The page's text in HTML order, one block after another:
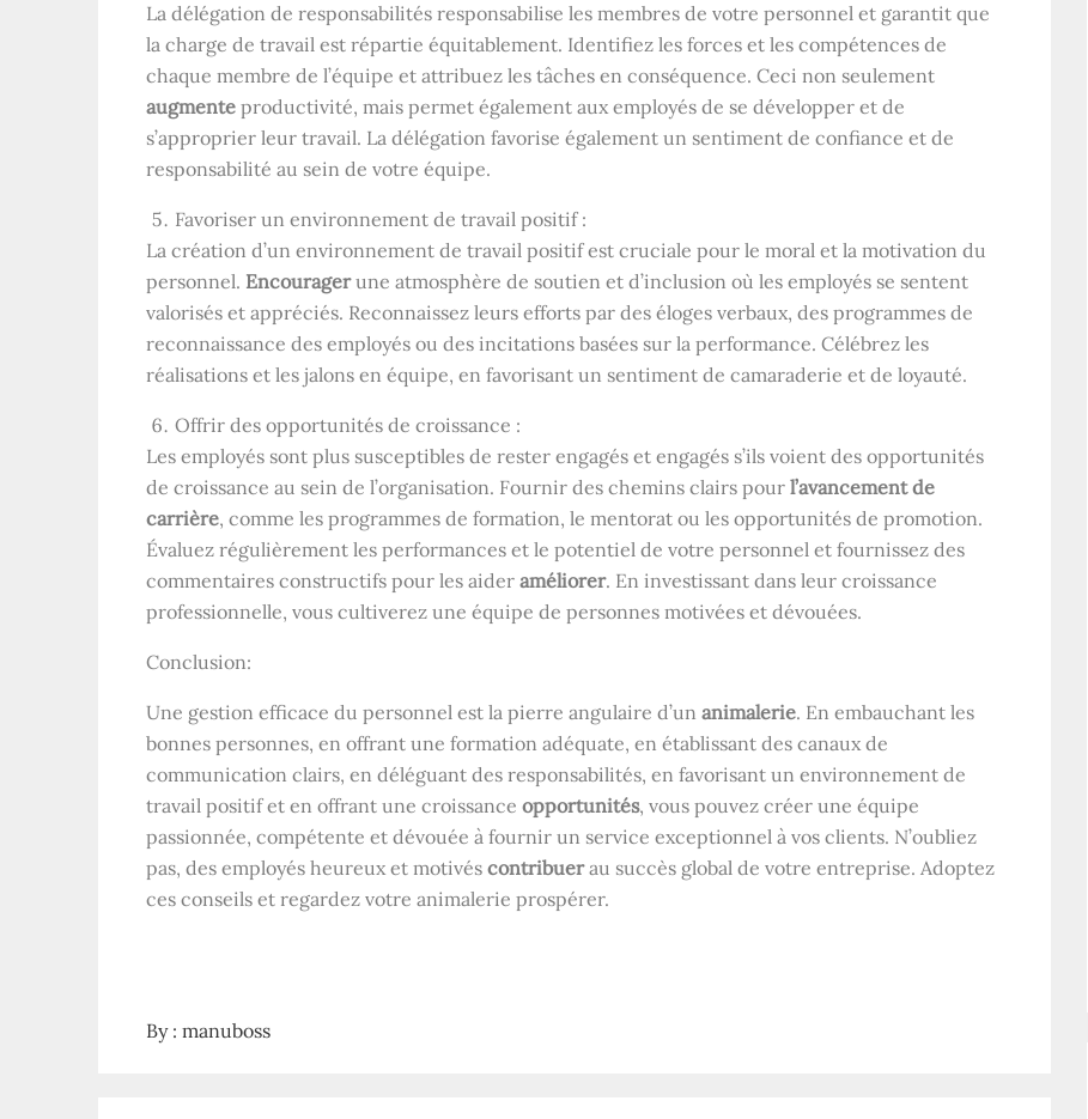
La délégation de responsabilités responsabilise les membres de votre personnel et garantit que
la charge de travail est répartie équitablement. Identifiez les forces et les compétences de
chaque membre de l’équipe et attribuez les tâches en conséquence. Ceci non seulement
augmente productivité, mais permet également aux employés de se développer et de
s’approprier leur travail. La délégation favorise également un sentiment de confiance et de
responsabilité au sein de votre équipe.
Favoriser un environnement de travail positif :
La création d’un environnement de travail positif est cruciale pour le moral et la motivation du
personnel. Encouragerune atmosphère de soutien et d’inclusion où les employés se sentent
valorisés et appréciés. Reconnaissez leurs efforts par des éloges verbaux, des programmes de
reconnaissance des employés ou des incitations basées sur la performance. Célébrez les
réalisations et les jalons en équipe, en favorisant un sentiment de camaraderie et de loyauté.
Offrir des opportunités de croissance :
Les employés sont plus susceptibles de rester engagés et engagés s’ils voient des opportunités
de croissance au sein de l’organisation. Fournir des chemins clairs pour l’avancement de
carrière, comme les programmes de formation, le mentorat ou les opportunités de promotion.
Évaluez régulièrement les performances et le potentiel de votre personnel et fournissez des
commentaires constructifs pour les aider améliorer. En investissant dans leur croissance
professionnelle, vous cultiverez une équipe de personnes motivées et dévouées.
Conclusion:
Une gestion efficace du personnel est la pierre angulaire d’un animalerie. En embauchant les
bonnes personnes, en offrant une formation adéquate, en établissant des canaux de
communication clairs, en déléguant des responsabilités, en favorisant un environnement de
travail positif et en offrant une croissance opportunités, vous pouvez créer une équipe
passionnée, compétente et dévouée à fournir un service exceptionnel à vos clients. N’oubliez
pas, des employés heureux et motivés contribuerau succès global de votre entreprise. Adoptez
ces conseils et regardez votre animalerie prospérer.
By : manuboss